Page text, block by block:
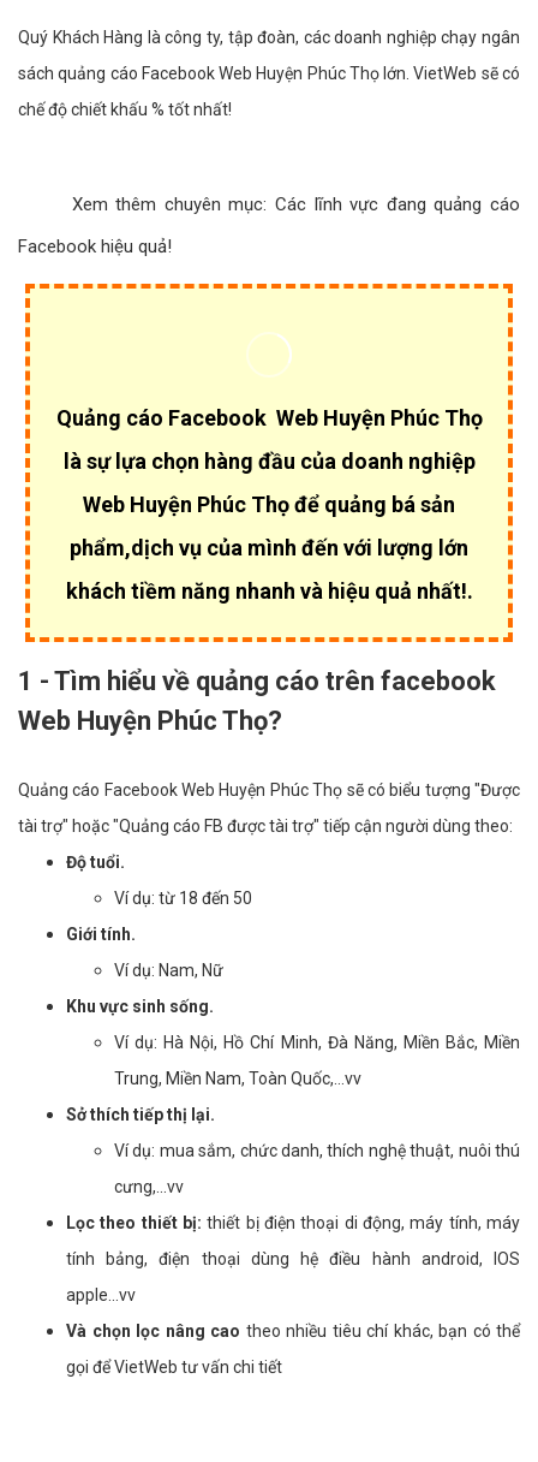
Quý Khách Hàng là công ty, tập đoàn, các doanh nghiệp chạy ngân
sách quảng cáo Facebook Web Huyện Phúc Thọ lớn. VietWeb sẽ có
chế độ chiết khấu % tốt nhất!
Xem thêm chuyên mục: Các lĩnh vực đang quảng cáo
Facebook hiệu quả!
Quảng cáo Facebook Web Huyện Phúc Thọ
là sự lựa chọn hàng đầu của doanh nghiệp
Web Huyện Phúc Thọ để quảng bá sản
phẩm,dịch vụ của mình đến với lượng lớn
khách tiềm năng nhanh và hiệu quả nhất!.
1 - Tìm hiểu về quảng cáo trên facebook
Web Huyện Phúc Thọ?
Quảng cáo Facebook Web Huyện Phúc Thọ sẽ có biểu tượng "Được
tài trợ" hoặc "Quảng cáo FB được tài trợ" tiếp cận người dùng theo:
Độ tuổi.
Ví dụ: từ 18 đến 50
Giới tính.
Ví dụ: Nam, Nữ
Khu vực sinh sống.
Ví dụ: Hà Nội, Hồ Chí Minh, Đà Năng, Miền Bắc, Miền
Trung, Miền Nam, Toàn Quốc,...vv
Sở thích tiếp thị lại.
Ví dụ: mua sắm, chức danh, thích nghệ thuật, nuôi thú
cưng,...vv
Lọc theo thiết bị:thiết bị điện thoại di động, máy tính, máy
tính bảng, điện thoại dùng hệ điều hành android, IOS
apple...vv
Và chọn lọc nâng cao theo nhiều tiêu chí khác, bạn có thể
gọi để VietWeb tư vấn chi tiết